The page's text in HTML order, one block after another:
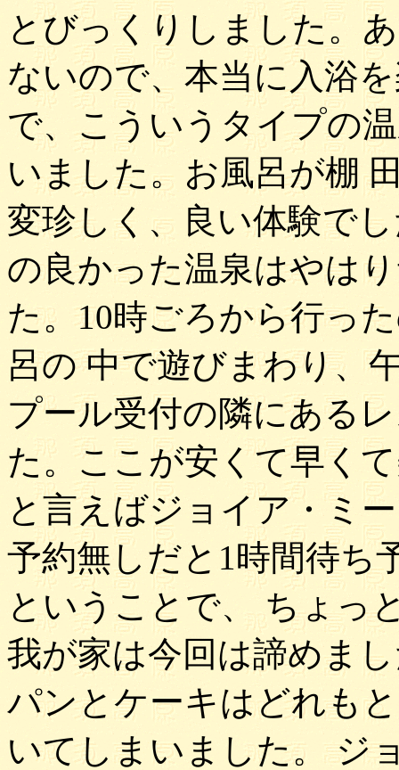
とびっくりしました。
ないので、本当に入浴
で、こういうタイプの
いました。お風呂が棚
変珍しく、良い体験で
の良かった温泉はやは
た。10時ごろから行っ
呂の 中で遊びまわり、
プール受付の隣にある
た。ここが安くて早く
と言えばジョイア・ミ
予約無しだと1時間待ち
ということで、 ちょっ
我が家は今回は諦めま
パンとケーキはどれも
いてしまいました。 ジ